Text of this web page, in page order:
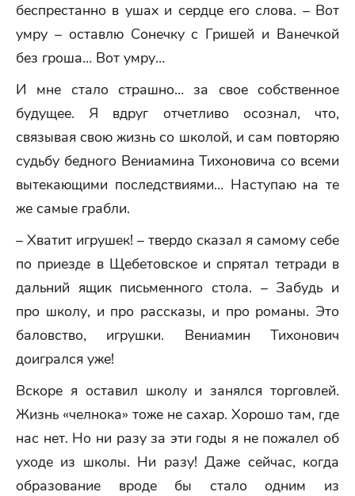
беспрестанно в ушах и сердце его слова. – Вот
умру – оставлю Сонечку с Гришей и Ванечкой
без гроша… Вот умру…
И мне стало страшно… за свое собственное
будущее. Я вдруг отчетливо осознал, что,
связывая свою жизнь со школой, и сам повторяю
судьбу бедного Вениамина Тихоновича со всеми
вытекающими последствиями… Наступаю на те
же самые грабли.
– Хватит игрушек! – твердо сказал я самому себе
по приезде в Щебетовское и спрятал тетради в
дальний ящик письменного стола. – Забудь и
про школу, и про рассказы, и про романы. Это
баловство, игрушки. Вениамин Тихонович
доигрался уже!
Вскоре я оставил школу и занялся торговлей.
Жизнь «челнока» тоже не сахар. Хорошо там, где
нас нет. Но ни разу за эти годы я не пожалел об
уходе из школы. Ни разу! Даже сейчас, когда
образование вроде бы стало одним из